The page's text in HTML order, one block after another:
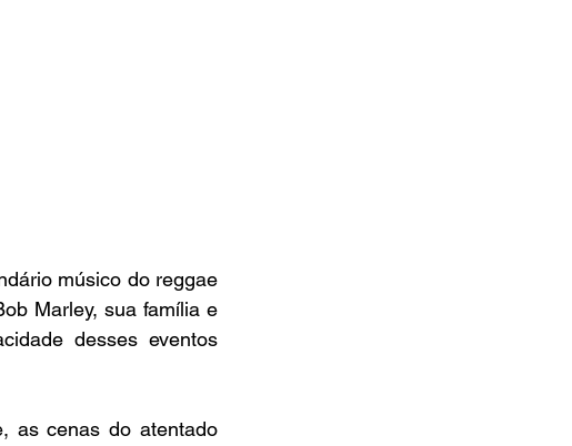
músico do reggae
Marley, sua família e
desses eventos
as cenas do atentado